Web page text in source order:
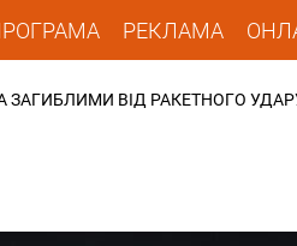
РЕКЛАМА
ЗАГИБЛИМИ ВІД РАКЕТНОГО